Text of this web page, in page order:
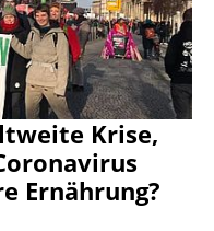
Krise,
Ernährung?